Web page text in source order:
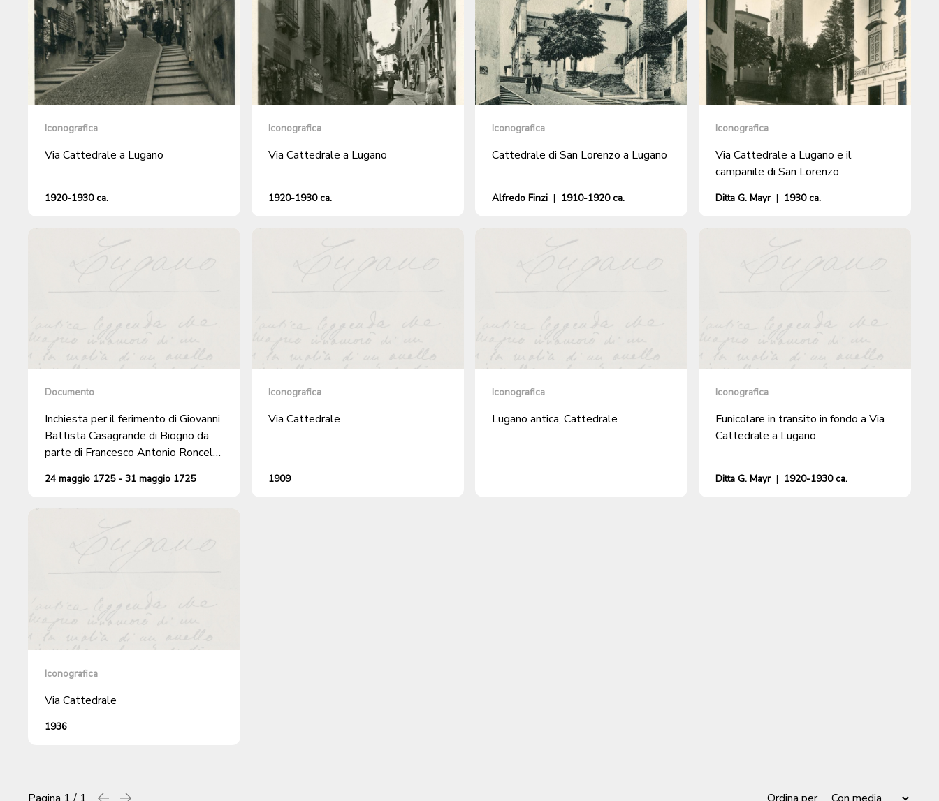
Iconografica
Via Cattedrale a Lugano
1920-1930 ca.
Iconografica
Via Cattedrale a Lugano
1920-1930 ca.
Iconografica
Cattedrale di San Lorenzo a Lugano
Alfredo Finzi | 1910-1920 ca.
Iconografica
Via Cattedrale a Lugano e il
campanile di San Lorenzo
Ditta G. Mayr | 1930 ca.
Documento
Inchiesta per il ferimento di Giovanni
Battista Casagrande di Biogno da
parte di Francesco Antonio Roncelli
Lorenzo" a Lugano, seguito a un
24 maggio 1725 - 31 maggio 1725
Iconografica
Via Cattedrale
1909
Iconografica
Lugano antica, Cattedrale
Iconografica
Funicolare in transito in fondo a Via
Cattedrale a Lugano
Ditta G. Mayr | 1920-1930 ca.
Iconografica
Via Cattedrale
1936